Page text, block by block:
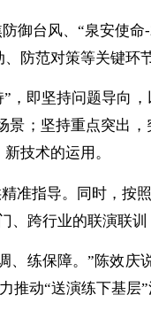
御台风、“泉安使
防范对策等关键环
即坚持问题导向
；坚持重点突出
技术的运用。
准指导。同时，按照
跨行业的联演联训
练保障。”陈效庆
动“送演练下基层”